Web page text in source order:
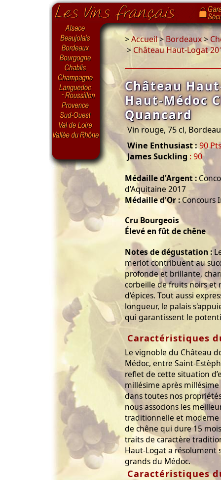
>Accueil>Bordeaux>
> Château Haut-Logat
Château
Haut-Médoc
Quancard
Vin rouge, 75 cl,
Wine Enthusiast :90
James Suckling : 90
Médaille d'Argent :
d'Aquitaine 2017
Médaille d'Or :Concours
Cru Bourgeois
Élevé en fût de chêne
Notes de dégustation :
merlot contribuent au
profonde et brillante,
corbeille de fruits noirs et
d'épices. Tout aussi
longueur, le palais
qui garantissent le
Caractéristiques
Le vignoble du Château
Médoc, entre Saint-
reflet de cette situation
millésime après
dans toutes nos
nous associons les
traditionnelle et
de chêne qui dure 15
traits de caractère
Haut-Logat a résolument
grands du Médoc.
Caractéristiques